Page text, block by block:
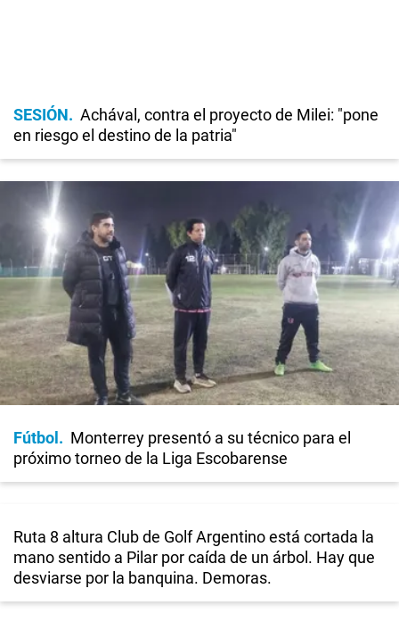
SESIÓN
Achával, contra el proyecto de Milei: "pone
en riesgo el destino de la patria"
Fútbol
Monterrey presentó a su técnico para el
próximo torneo de la Liga Escobarense
Ruta 8 altura Club de Golf Argentino está cortada la
mano sentido a Pilar por caída de un árbol. Hay que
desviarse por la banquina. Demoras.